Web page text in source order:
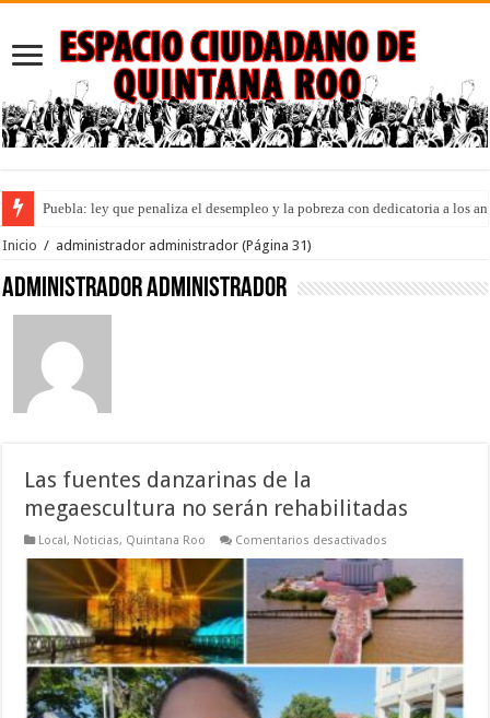
Puebla: ley que penaliza el desempleo y la pobreza con dedicatoria a los
Inicio / administrador administrador (Página 31)
administrador administrador
Las fuentes danzarinas de la
megaescultura no serán rehabilitadas
Local, Noticias, Quintana Roo Comentarios desactivados
danzarinas
de
la
megaescultura
serán
rehabilitadas